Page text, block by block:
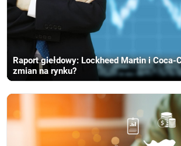
Raport giełdowy: Lockheed Martin i
zmian na rynku?